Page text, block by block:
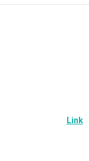
Link